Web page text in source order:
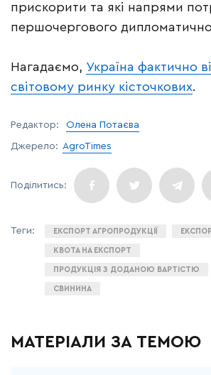
прискорити та які напрями
першочергового
Нагадаємо, Україна фактично
світовому ринку кісточкових.
Редактор: Олена Потаєва
Джерело: AgroTimes
ЕКСПОРТ АГРОПРОДУКЦІЇ
КВОТА НА ЕКСПОРТ
ПРОДУКЦІЯ З ДОДАНОЮ ВАРТІСТЮ
СВИНИНА
МАТЕРІАЛИ ЗА ТЕМОЮ